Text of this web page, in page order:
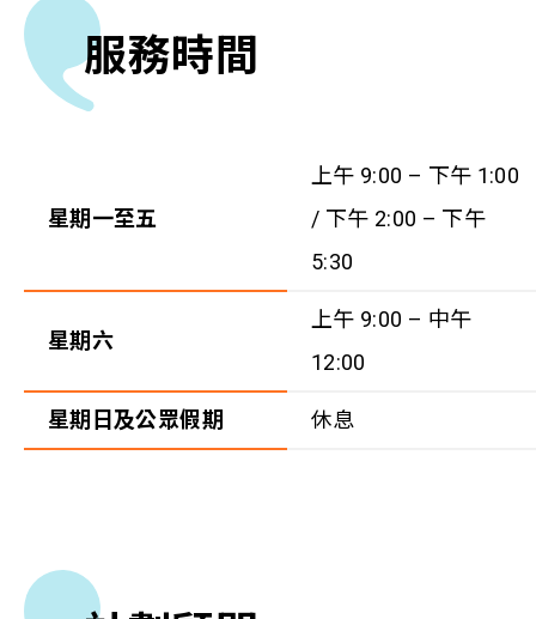
服務時間
星期一至五
上午 9:00 – 下午 1:00
/ 下午 2:00 – 下午
5:30
星期六
上午 9:00 – 中午
12:00
星期日及公眾假期 休息